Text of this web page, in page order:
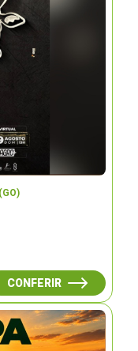
CONFERIR